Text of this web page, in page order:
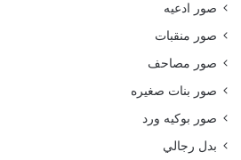
صور ادعيه
صور منقبات
صور مصاحف
صور بنات صغيره
صور بوكيه ورد
بدل رجالي